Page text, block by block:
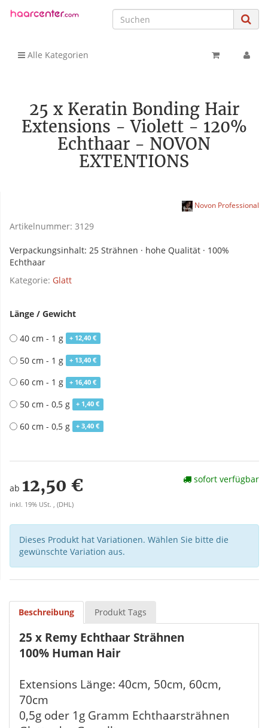
Alle Kategorien
25 x Keratin Bonding Hair
Extensions - Violett - 120%
Echthaar - NOVON
EXTENTIONS
Novon Professional
Artikelnummer: 3129
Verpackungsinhalt: 25 Strähnen · hohe Qualität · 100%
Echthaar
Kategorie: Glatt
Länge / Gewicht
40 cm - 1 g + 12,40 €
50 cm - 1 g + 13,40 €
60 cm - 1 g + 16,40 €
50 cm - 0,5 g + 1,40 €
60 cm - 0,5 g + 3,40 €
ab 12,50 €
inkl. 19% USt. , (DHL)
sofort verfügbar
Dieses Produkt hat Variationen. Wählen Sie bitte die
gewünschte Variation aus.
Beschreibung Produkt Tags
25 x Remy Echthaar Strähnen
100% Human Hair
Extensions Länge: 40cm, 50cm, 60cm,
70cm
0,5g oder 1g Gramm Echthaarsträhnen